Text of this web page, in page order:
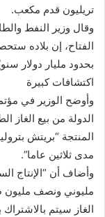
تريليون قدم مكعب.
وقال وزير النفط
الفتاح، إن بلاده
بحدود مليار دولار سنويًا
اكتشافات كبيرة
وأوضح الوزير في
الدولة من بيع
المنتجة “بريتش
مدى ثلاثين عاما”.
وأضاف أن “الإنتاج
مليوني ونصف مليون
الغاز سيتم